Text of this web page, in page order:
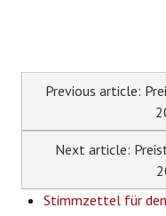
Previous article:
Next article:
Stimmzettel für